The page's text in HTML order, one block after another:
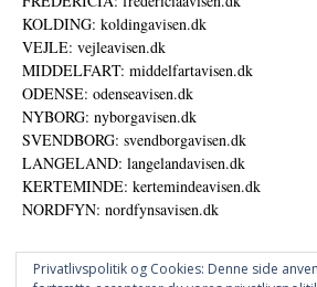
KOLDING: koldingavisen.dk
VEJLE: vejleavisen.dk
MIDDELFART: middelfartavisen.dk
ODENSE: odenseavisen.dk
NYBORG: nyborgavisen.dk
SVENDBORG: svendborgavisen.dk
LANGELAND: langelandavisen.dk
KERTEMINDE: kertemindeavisen.dk
NORDFYN: nordfynsavisen.dk
Privatlivspolitik og Cookies: Denne side